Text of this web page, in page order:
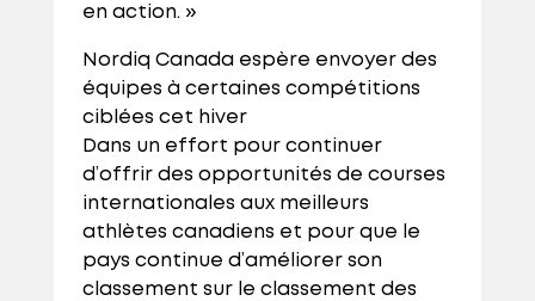
en action. »
Nordiq Canada espère envoyer des
équipes à certaines compétitions
ciblées cet hiver
Dans un effort pour continuer
d’offrir des opportunités de courses
internationales aux meilleurs
athlètes canadiens et pour que le
pays continue d’améliorer son
classement sur le classement des